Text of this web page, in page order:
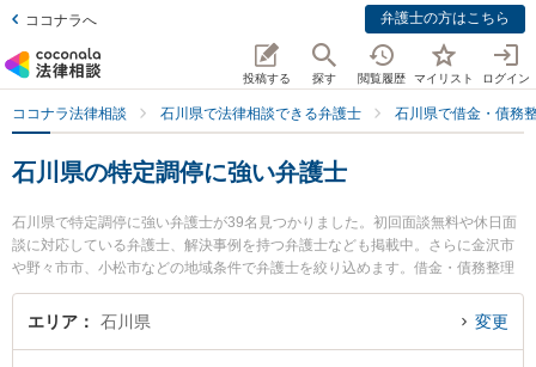
ココナラへ 弁護士の方はこちら
投稿する 探す 閲覧履歴 マイリスト ログイン
ココナラ法律相談 石川県で法律相談できる弁護士 石川県で借金・債務
石川県の特定調停に強い弁護士
石川県で特定調停に強い弁護士が39名見つかりました。初回面談無料や休日面
談に対応している弁護士、解決事例を持つ弁護士なども掲載中。さらに金沢市
や野々市市、小松市などの地域条件で弁護士を絞り込めます。借金・債務整理
に関係する消費者金融の債務整理やクレジット会社の債務整理、リボ払いの債
務整理等の細かな分野での絞り込み検索もでき便利です。特に能美法律事務所
エリア 石川県 変更